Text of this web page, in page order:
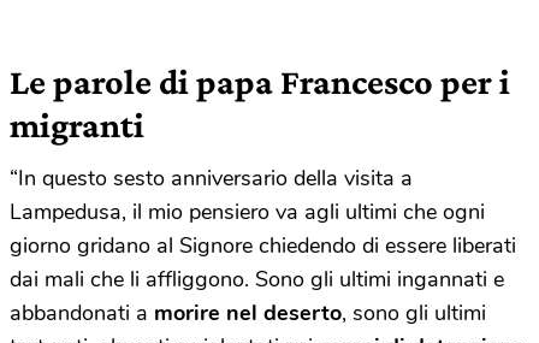
Le parole di papa Francesco per i
migranti
“In questo sesto anniversario della visita a
Lampedusa, il mio pensiero va agli ultimi che ogni
giorno gridano al Signore chiedendo di essere liberati
dai mali che li affliggono. Sono gli ultimi ingannati e
abbandonati a morire nel deserto, sono gli ultimi